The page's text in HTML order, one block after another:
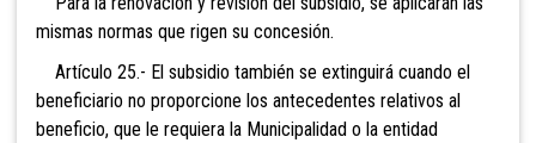
mismas normas que rigen su concesión.
Artículo 25.- El subsidio también se extinguirá cuando el
beneficiario no proporcione los antecedentes relativos al
beneficio, que le requiera la Municipalidad o la entidad